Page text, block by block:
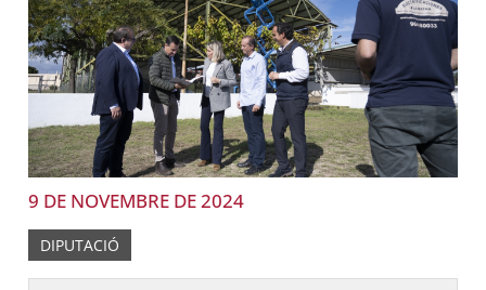
9 DE NOVEMBRE DE 2024
DIPUTACIÓ